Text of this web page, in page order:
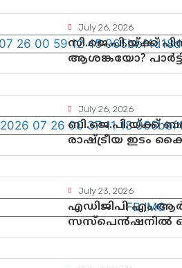
July 26, 2026
സി.ജെ.പി.യ്ക്ക്
ആശങ്കയോ?
വിലയിരുത്തൽ
July 26, 2026
ബി.ജെ.പി.യ്ക്ക്
രാഷ്ട്രീയ ഇടം
July 23, 2026
എഡിജിപി
സസ്പെൻഷനിൽ